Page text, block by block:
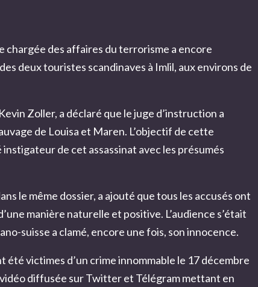
chargée des affaires du terrorisme a encore
deux touristes scandinaves à Imlil, aux environs de
Zoller, a déclaré que le juge d’instruction a
de Louisa et Maren. L’objectif de cette
de cet assassinat avec les présumés
le même dossier, a ajouté que tous les accusés ont
manière naturelle et positive. L’audience s’était
suisse a clamé, encore une fois, son innocence.
été victimes d’un crime innommable le 17 décembre
diffusée sur Twitter et Télégram mettant en